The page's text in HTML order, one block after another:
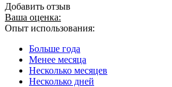
Добавить отзыв
Ваша оценка:
Опыт использования:
Больше года
Менее месяца
Несколько месяцев
Несколько дней